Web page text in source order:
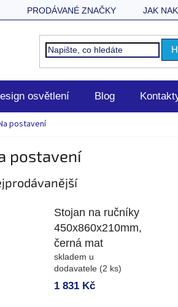
PRODÁVANÉ ZNAČKY JAK
osvětlení Blog
postavení
postavení
Stojan na ručníky
450x860x210mm,
černá mat
skladem u
dodavatele (2 ks)
1 831 Kč